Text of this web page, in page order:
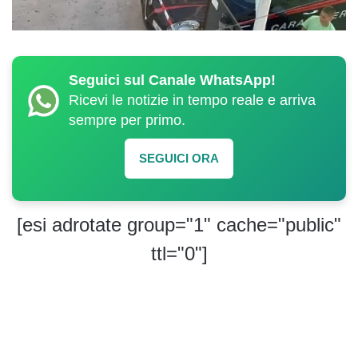
Seguici sul Canale WhatsApp!
Ricevi le notizie in tempo reale e arriva
sempre per primo.
SEGUICI ORA
[esi adrotate group="1" cache="public"
ttl="0"]